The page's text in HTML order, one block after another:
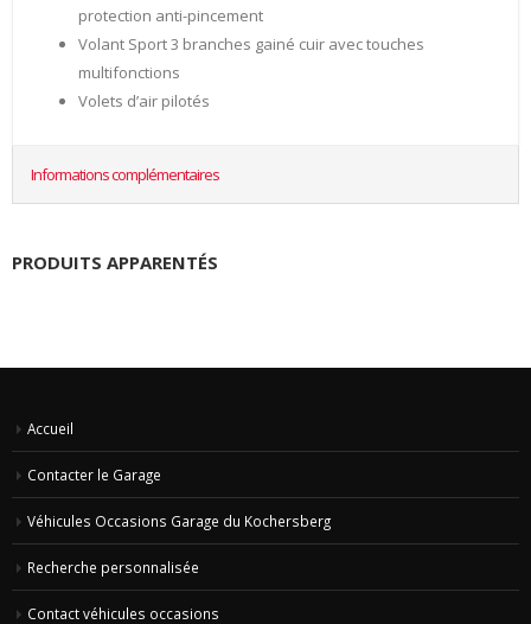
protection anti-pincement
Volant Sport 3 branches gainé cuir avec touches
multifonctions
Volets d’air pilotés
Informations complémentaires
PRODUITS APPARENTÉS
Accueil
Contacter le Garage
Véhicules Occasions Garage du Kochersberg
Recherche personnalisée
Contact véhicules occasions